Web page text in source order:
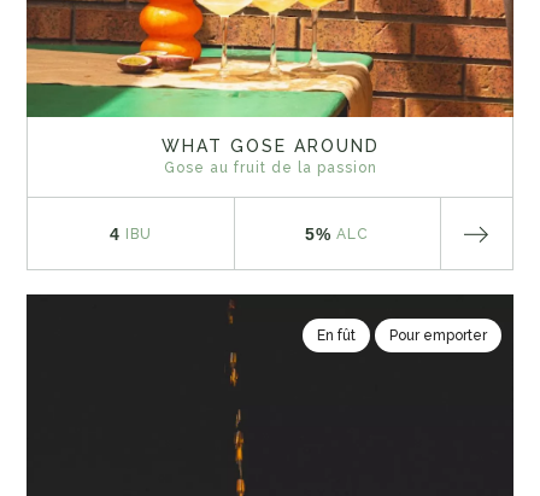
WHAT GOSE AROUND
Gose au fruit de la passion
4 IBU 5% ALC
En fût Pour emporter